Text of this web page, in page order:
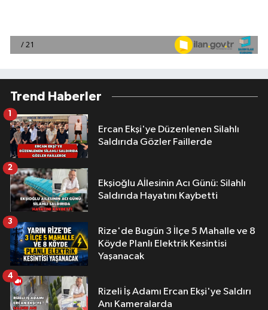
Trend Haberler
Ercan Ekşi'ye Düzenlenen Silahlı
Saldırıda Gözler Faillerde
1
Ekşioğlu Aİlesinin Acı Günü: Silahlı
Saldırıda Hayatını Kaybetti
2
Rize'de Bugün 3 İlçe 5 Mahalle ve 8
Köyde Planlı Elektrik Kesintisi
Yaşanacak
3
Rizeli İş Adamı Ercan Ekşi'ye Saldırı
Anı Kameralarda
4